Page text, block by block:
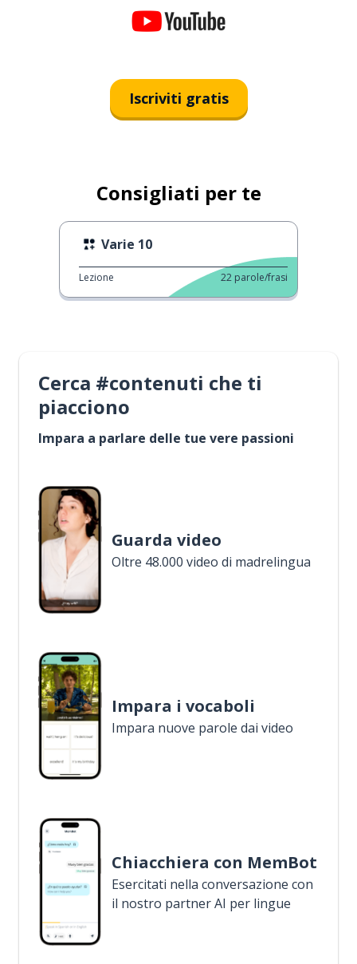
Iscriviti gratis
Consigliati per te
Varie 10
Lezione 22 parole/frasi
Cerca #contenuti che ti
piacciono
Impara a parlare delle tue vere passioni
Guarda video
Oltre 48.000 video di madrelingua
Impara i vocaboli
Impara nuove parole dai video
Chiacchiera con MemBot
Esercitati nella conversazione con
il nostro partner AI per lingue